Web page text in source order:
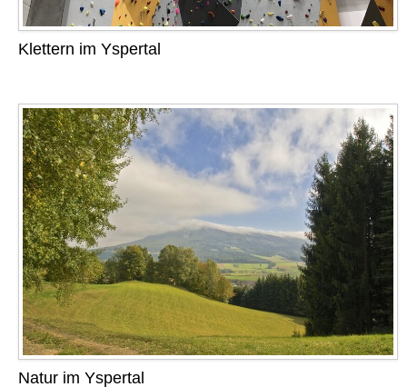
Klettern im Yspertal
Natur im Yspertal